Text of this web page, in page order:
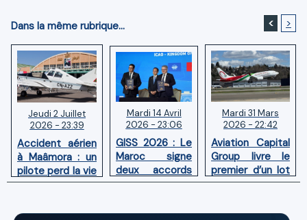
Dans la même rubrique... < >
Jeudi 2 Juillet
2026 - 23:39
Accident aérien
à Maâmora : un
pilote perd la vie
en combat
incendie
Mardi 14 Avril
2026 - 23:06
GISS 2026 : Le
Maroc signe
deux accords
avec l'OACI
la surveillance
Mardi 31 Mars
2026 - 22:42
Aviation Capital
Group livre le
premier d’un lot
de six Boeing
neufs à Royal Air